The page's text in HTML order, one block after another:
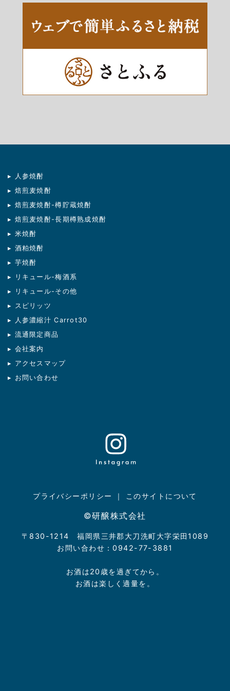
▸ 人参焼酎
▸ 焙煎麦焼酎
▸ 焙煎麦焼酎-樽貯蔵焼酎
▸ 焙煎麦焼酎-長期樽熟成焼酎
▸ 米焼酎
▸ 酒粕焼酎
▸ 芋焼酎
▸ リキュール-梅酒系
▸ リキュール-その他
▸ スピリッツ
▸ 人参濃縮汁 Carrot30
▸ 流通限定商品
▸ 会社案内
▸ アクセスマップ
▸ お問い合わせ
プライバシーポリシー ｜ このサイトについて
©研醸株式会社
〒830-1214 福岡県三井郡大刀洗町大字栄田1089
お問い合わせ：0942-77-3881
お酒は20歳を過ぎてから。
お酒は楽しく適量を。